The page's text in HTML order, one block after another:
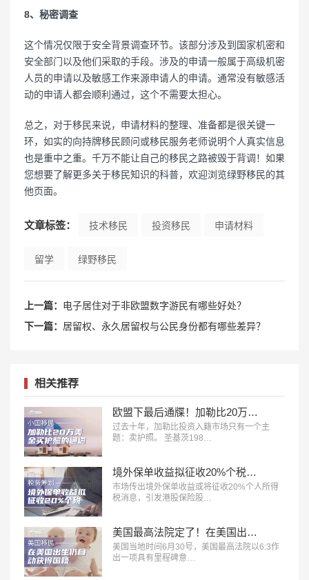
8、秘密调查
这个情况仅限于安全背景调查环节。该部分涉及到国家机密和
安全部门以及他们采取的手段。涉及的申请一般属于高级机密
人员的申请以及敏感工作来源申请人的申请。通常没有敏感活
动的申请人都会顺利通过，这个不需要太担心。
总之，对于移民来说，申请材料的整理、准备都是很关键一
环，如实的向持牌移民顾问或移民服务老师说明个人真实信息
也是重中之重。千万不能让自己的移民之路被毁于背调！如果
您想要了解更多关于移民知识的科普，欢迎浏览绿野移民的其
他页面。
文章标签： 技术移民 投资移民 申请材料
留学 绿野移民
上一篇： 电子居住对于非欧盟数字游民有哪些好处？
下一篇： 居留权、永久居留权与公民身份都有哪些差异？
相关推荐
欧盟下最后通牒！加勒比20万美金买护照的黄金通道，2028年就要彻底没了？
过去十年，加勒比投资入籍市场只有一个主
题：卖护照。 圣基茨198…
境外保单收益拟征收20%个税信号释放：赴港买保的时代，正在发生深刻变化
市场传出境外保单收益或将征收20%个人所得
税消息，引发港股保险股…
美国最高法院定了！在美国出生仍自动获得国籍，特朗普行政令正式被推翻
美国当地时间6月30号，美国最高法院以6:3作
出一项具有里程碑意…